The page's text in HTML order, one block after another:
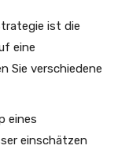
ist die
eine
Sie verschiedene
eines
einschätzen